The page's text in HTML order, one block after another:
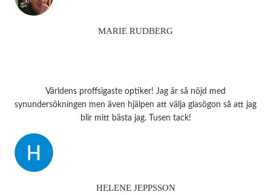
MARIE RUDBERG
Världens proffsigaste optiker! Jag är så nöjd med
synundersökningen men även hjälpen att välja glasögon så att jag
blir mitt bästa jag. Tusen tack!
HELENE JEPPSSON